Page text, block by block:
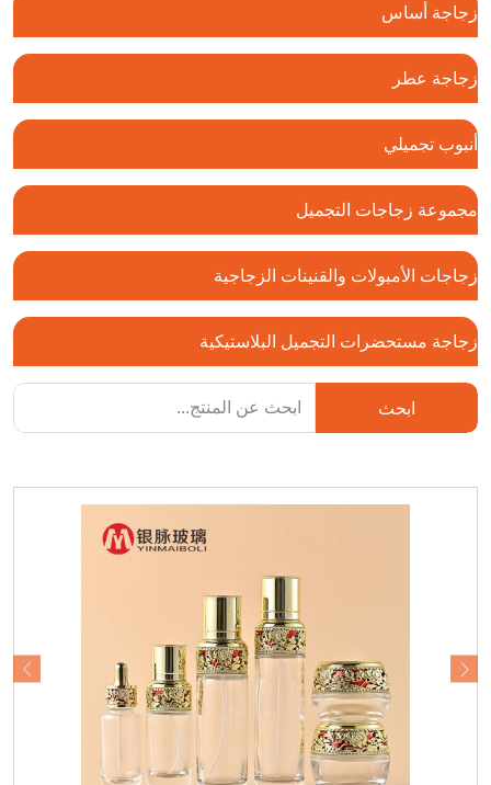
زجاجة أساس
زجاجة عطر
أنبوب تجميلي
مجموعة زجاجات التجميل
زجاجات الأمبولات والقنينات الزجاجية
زجاجة مستحضرات التجميل البلاستيكية
ابحث